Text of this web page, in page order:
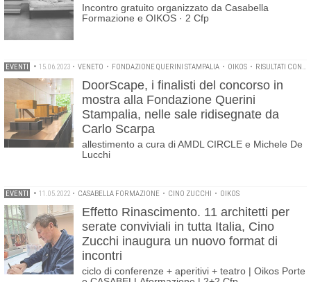
Incontro gratuito organizzato da Casabella
Formazione e OIKOS · 2 Cfp
EVENTI • 15.06.2023 • VENETO • FONDAZIONE QUERINI STAMPALIA • OIKOS • RISULTATI CONCORSI
DoorScape, i finalisti del concorso in
mostra alla Fondazione Querini
Stampalia, nelle sale ridisegnate da
Carlo Scarpa
allestimento a cura di AMDL CIRCLE e Michele De
Lucchi
EVENTI • 11.05.2022 • CASABELLA FORMAZIONE • CINO ZUCCHI • OIKOS
Effetto Rinascimento. 11 architetti per
serate conviviali in tutta Italia, Cino
Zucchi inaugura un nuovo format di
incontri
ciclo di conferenze + aperitivi + teatro | Oikos Porte